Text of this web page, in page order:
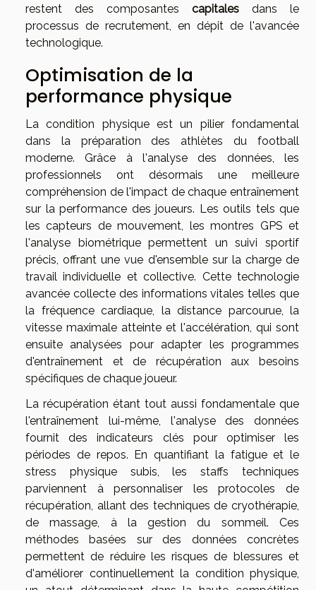
restent des composantes capitales dans le
processus de recrutement, en dépit de l'avancée
technologique.
Optimisation de la
performance physique
La condition physique est un pilier fondamental
dans la préparation des athlètes du football
moderne. Grâce à l'analyse des données, les
professionnels ont désormais une meilleure
compréhension de l'impact de chaque entraînement
sur la performance des joueurs. Les outils tels que
les capteurs de mouvement, les montres GPS et
l'analyse biométrique permettent un suivi sportif
précis, offrant une vue d'ensemble sur la charge de
travail individuelle et collective. Cette technologie
avancée collecte des informations vitales telles que
la fréquence cardiaque, la distance parcourue, la
vitesse maximale atteinte et l'accélération, qui sont
ensuite analysées pour adapter les programmes
d'entraînement et de récupération aux besoins
spécifiques de chaque joueur.
La récupération étant tout aussi fondamentale que
l'entraînement lui-même, l'analyse des données
fournit des indicateurs clés pour optimiser les
périodes de repos. En quantifiant la fatigue et le
stress physique subis, les staffs techniques
parviennent à personnaliser les protocoles de
récupération, allant des techniques de cryothérapie,
de massage, à la gestion du sommeil. Ces
méthodes basées sur des données concrètes
permettent de réduire les risques de blessures et
d'améliorer continuellement la condition physique,